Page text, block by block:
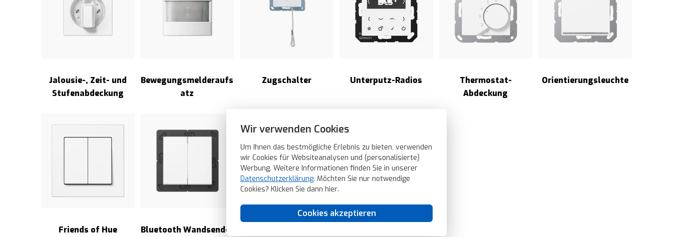
Wir verwenden Cookies
Um Ihnen das bestmögliche Erlebnis zu bieten, verwenden
wir Cookies für Websiteanalysen und (personalisierte)
Werbung. Weitere Informationen finden Sie in unserer
Datenschutzerklärung. Möchten Sie nur notwendige
Cookies? Klicken Sie dann hier.
Cookies akzeptieren
Jalousie-, Zeit- und
Stufenabdeckung
Bewegungsmelderaufs
atz
Zugschalter Unterputz-Radios
Thermostat-
Abdeckung
Orientierungsleuchte
Friends of Hue
Bluetooth Wandsender